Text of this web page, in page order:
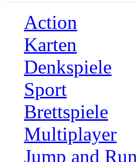
Action
Karten
Denkspiele
Sport
Brettspiele
Multiplayer
Jump and Run